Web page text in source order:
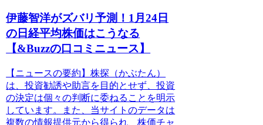
伊藤智洋がズバリ予測！1月24日
の日経平均株価はこうなる
【&Buzzの口コミニュース】
【ニュースの要約】株探（かぶたん）
は、投資勧誘や助言を目的とせず、投資
の決定は個々の判断に委ねることを明示
しています。また、当サイトのデータは
複数の情報提供元から得られ、株価チャ